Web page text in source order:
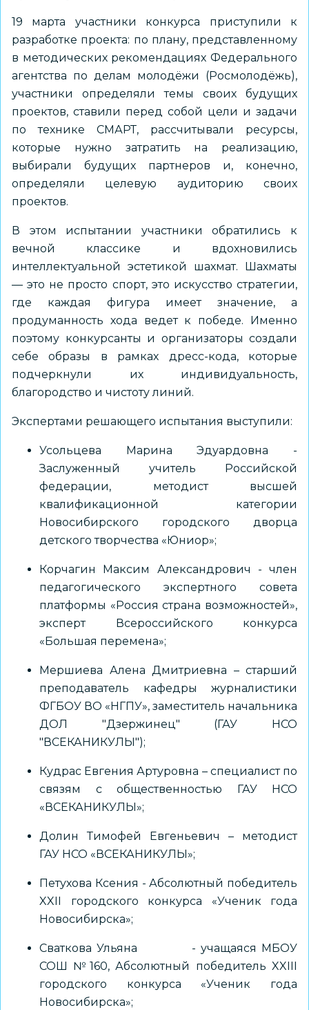
19 марта участники конкурса приступили к
разработке проекта: по плану, представленному
в методических рекомендациях Федерального
агентства по делам молодёжи (Росмолодёжь),
участники определяли темы своих будущих
проектов, ставили перед собой цели и задачи
по технике СМАРТ, рассчитывали ресурсы,
которые нужно затратить на реализацию,
выбирали будущих партнеров и, конечно,
определяли целевую аудиторию своих
проектов.
В этом испытании участники обратились к
вечной классике и вдохновились
интеллектуальной эстетикой шахмат. Шахматы
— это не просто спорт, это искусство стратегии,
где каждая фигура имеет значение, а
продуманность хода ведет к победе. Именно
поэтому конкурсанты и организаторы создали
себе образы в рамках дресс-кода, которые
подчеркнули их индивидуальность,
благородство и чистоту линий.
Экспертами решающего испытания выступили:
Усольцева Марина Эдуардовна -
Заслуженный учитель Российской
федерации, методист высшей
квалификационной категории
Новосибирского городского дворца
детского творчества «Юниор»;
Корчагин Максим Александрович - член
педагогического экспертного совета
платформы «Россия страна возможностей»,
эксперт Всероссийского конкурса
«Большая перемена»;
Мершиева Алена Дмитриевна – старший
преподаватель кафедры журналистики
ФГБОУ ВО «НГПУ», заместитель начальника
ДОЛ "Дзержинец" (ГАУ НСО
"ВСЕКАНИКУЛЫ");
Кудрас Евгения Артуровна – специалист по
связям с общественностью ГАУ НСО
«ВСЕКАНИКУЛЫ»;
Долин Тимофей Евгеньевич – методист
ГАУ НСО «ВСЕКАНИКУЛЫ»;
Петухова Ксения - Абсолютный победитель
XXII городского конкурса «Ученик года
Новосибирска»;
Сваткова Ульяна - учащаяся МБОУ
СОШ №160, Абсолютный победитель XXIII
городского конкурса «Ученик года
Новосибирска»;